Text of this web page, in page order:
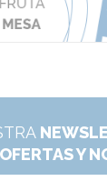
OFERTAS Y